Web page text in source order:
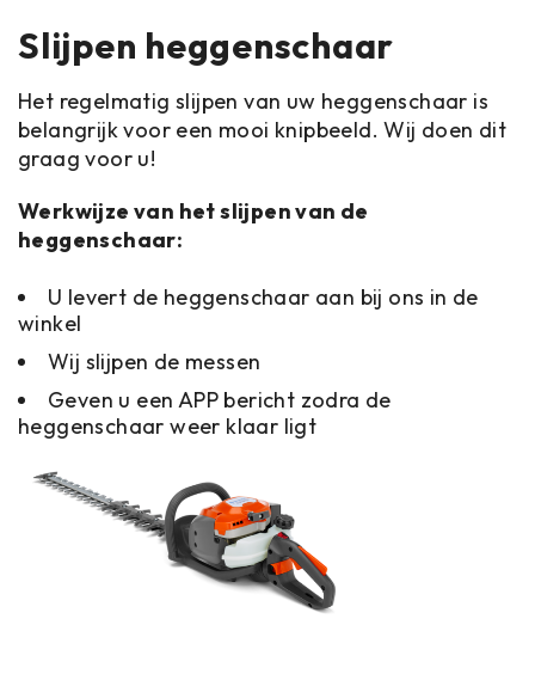
Slijpen heggenschaar
Het regelmatig slijpen van uw heggenschaar is
belangrijk voor een mooi knipbeeld. Wij doen dit
graag voor u!
Werkwijze van het slijpen van de
heggenschaar:
U levert de heggenschaar aan bij ons in de
winkel
Wij slijpen de messen
Geven u een APP bericht zodra de
heggenschaar weer klaar ligt